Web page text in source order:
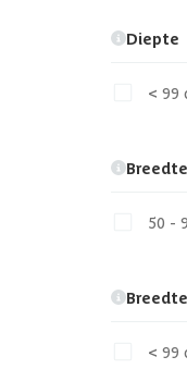
Diepte
< 99
Breedte
50 -
Breedte
< 99